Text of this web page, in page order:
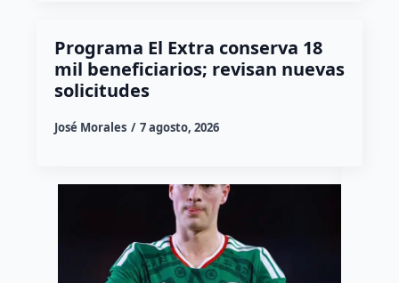
Programa El Extra conserva 18
mil beneficiarios; revisan nuevas
solicitudes
José Morales 7 agosto, 2026